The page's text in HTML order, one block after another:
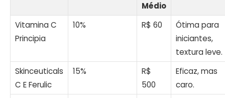
Médio
Vitamina C
Principia
10% R$ 60
Ótima para
iniciantes,
textura leve.
Skinceuticals
C E Ferulic
15%
R$
500
Eficaz, mas
caro.